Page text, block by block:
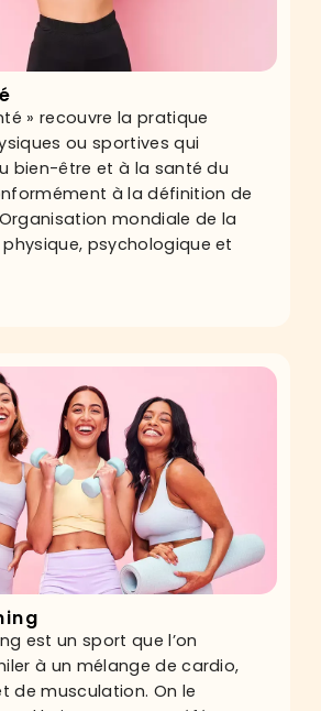
» recouvre la pratique
ou sportives qui
bien-être et à la santé du
à la définition de
mondiale de la
physique, psychologique et
est un sport que l’on
à un mélange de cardio,
de musculation. On le